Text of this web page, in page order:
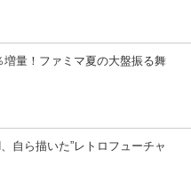
増量！ファミマ夏の大盤振る舞
自ら描いた”レトロフューチャ